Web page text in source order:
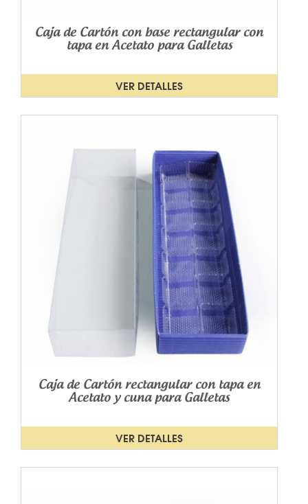
Caja de Cartón con base rectangular con
tapa en Acetato para Galletas
VER DETALLES
Caja de Cartón rectangular con tapa en
Acetato y cuna para Galletas
VER DETALLES